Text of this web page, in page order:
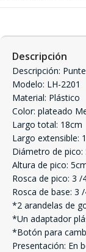
Descripción
Descripción:
Modelo: LH-2201
Material: Plástico
Color: plateado
Largo total: 18cm
Largo extensible:
Diámetro de pico:
Altura de pico:
Rosca de pico: 3 /
Rosca de base: 3 /
*2 arandelas de
*Un adaptador
*Botón para
Presentación: En